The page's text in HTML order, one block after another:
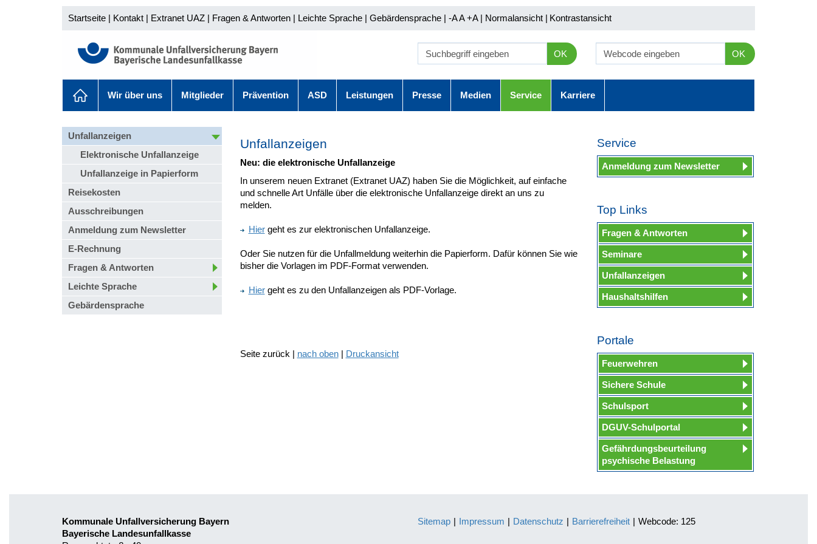
Startseite | Kontakt | Extranet UAZ | Fragen & Antworten | Leichte Sprache | Gebärdensprache | -A A+A | Normalansicht | Kontrastansicht
OK OK
Wir über uns Mitglieder Prävention ASD Leistungen Presse Medien Service Karriere
Unfallanzeigen
Elektronische Unfallanzeige
Unfallanzeige in Papierform
Reisekosten
Ausschreibungen
Anmeldung zum Newsletter
E-Rechnung
Fragen & Antworten
Leichte Sprache
Gebärdensprache
Unfallanzeigen
Neu: die elektronische Unfallanzeige
In unserem neuen Extranet (Extranet UAZ) haben Sie die Möglichkeit, auf einfache
und schnelle Art Unfälle über die elektronische Unfallanzeige direkt an uns zu
melden.
Hiergeht es zur elektronischen Unfallanzeige.
Oder Sie nutzen für die Unfallmeldung weiterhin die Papierform. Dafür können Sie wie
bisher die Vorlagen im PDF-Format verwenden.
Hiergeht es zu den Unfallanzeigen als PDF-Vorlage.
Seite zurück | nach oben| Druckansicht
Service
Anmeldung zum Newsletter
Top Links
Fragen & Antworten
Seminare
Unfallanzeigen
Haushaltshilfen
Portale
Feuerwehren
Sichere Schule
Schulsport
DGUV-Schulportal
Gefährdungsbeurteilung
psychische Belastung
Kommunale Unfallversicherung Bayern
Bayerische Landesunfallkasse
Sitemap | Impressum | Datenschutz | Barrierefreiheit | Webcode: 125